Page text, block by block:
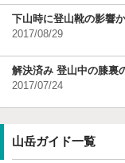
下山時に登山靴の影響
2017/08/29
解決済み 登山中の膝裏
2017/07/24
山岳ガイド一覧